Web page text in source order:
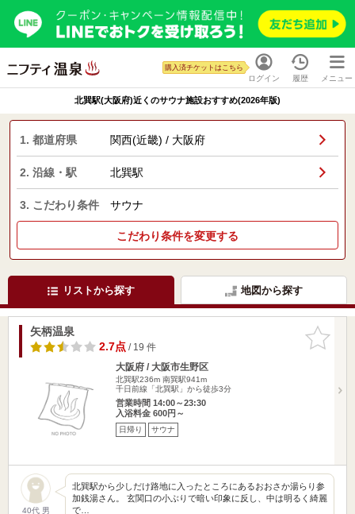
ログイン
購入済チケットはこちら
履歴 メニュー
北巽駅(大阪府)近くのサウナ施設おすすめ(2026年版)
1. 都道府県 関西(近畿) / 大阪府
2. 沿線・駅 北巽駅
3. こだわり条件 サウナ
こだわり条件を変更する
リストから探す 地図から探す
お気に入
りに追加
矢柄温泉
2.7点/ 19 件
大阪府 / 大阪市生野区
北巽駅236m 南巽駅941m
千日前線「北巽駅」から徒歩3分
営業時間 14:00～23:30
入浴料金 600円～
日帰り サウナ
40代 男
北巽駅から少しだけ路地に入ったところにあるおおさか湯らり参
加銭湯さん。 玄関口の小ぶりで暗い印象に反し、中は明るく綺麗
で…